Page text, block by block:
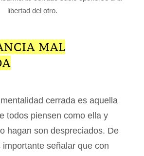
libertad del otro.
MAL
cerrada es aquella
todos piensen como ella y
hagan son despreciados. De
señalar que con